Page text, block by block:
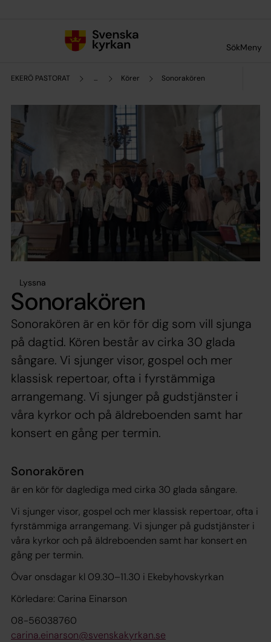
SökMeny
EKERÖ PASTORAT ... Körer Sonorakören
Lyssna
Sonorakören
Sonorakören är en kör för dig som vill sjunga
på dagtid. Kören består av cirka 30 glada
sångare. Vi sjunger visor, gospel och mer
klassisk repertoar, ofta i fyrstämmiga
arrangemang. Vi sjunger på gudstjänster i
våra kyrkor och på äldreboenden samt har
konsert en gång per termin.
Sonorakören
är en kör för daglediga med cirka 30 glada sångare.
Vi sjunger visor, gospel och mer klassisk repertoar, ofta i
fyrstämmiga arrangemang. Vi sjunger på gudstjänster i
våra kyrkor och på äldreboenden samt har konsert en
gång per termin.
Övar onsdagar kl 09.30–11.30 i Ekebyhovskyrkan
Körledare: Carina Einarson
08-56038760
carina.einarson@svenskakyrkan.se